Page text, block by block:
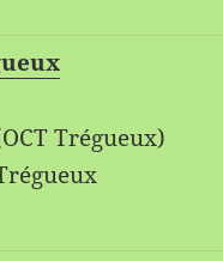
Trégueux)